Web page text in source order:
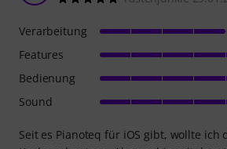
Seit es Pianoteq für iOS gibt, wollte ich
Verarbeitung
Features
Bedienung
Sound